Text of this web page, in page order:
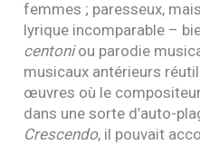
femmes ; paresseux,
lyrique incomparable –
centoniou parodie
musicaux antérieurs
œuvres où le
dans une sorte d’auto-
Crescendo, il pouvait